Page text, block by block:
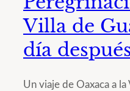
Villa de
día
Un viaje de Oaxaca a